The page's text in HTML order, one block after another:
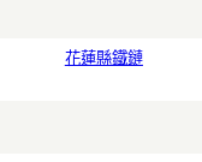
花蓮縣鐵鏈